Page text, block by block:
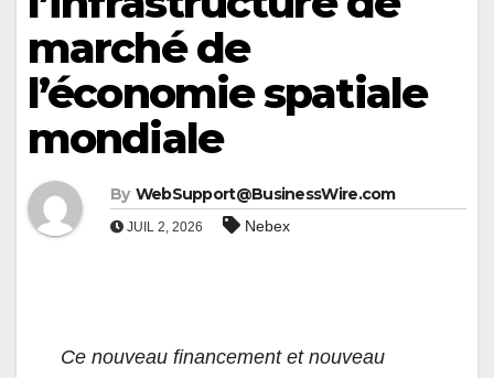
marché de
l’économie spatiale
mondiale
By WebSupport@BusinessWire.com
JUIL 2, 2026 Nebex
Ce nouveau financement et nouveau